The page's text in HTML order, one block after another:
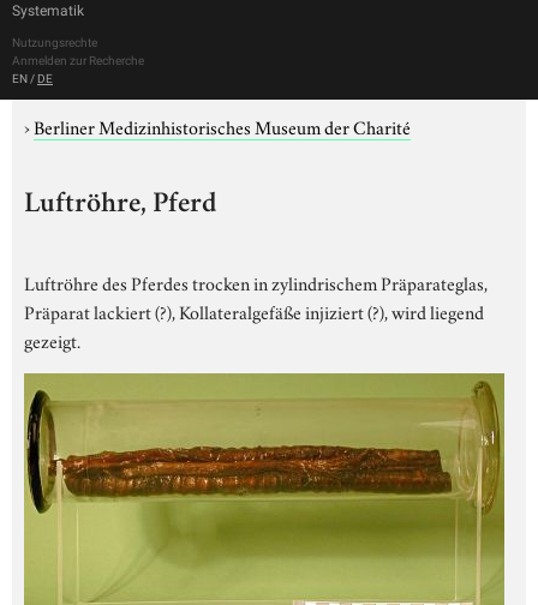
Systematik
Nutzungsrechte
Anmelden zur Recherche
EN / DE
›Berliner Medizinhistorisches Museum der Charité
Luftröhre, Pferd
Luftröhre des Pferdes trocken in zylindrischem Präparateglas,
Präparat lackiert (?), Kollateralgefäße injiziert (?), wird liegend
gezeigt.